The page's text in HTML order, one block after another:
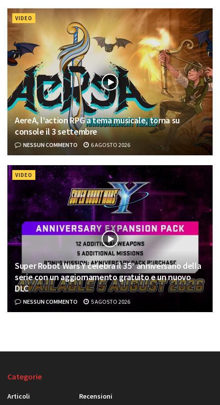
VIDEO
AereA, l’action RPG a tema musicale, torna su
console il 3 settembre
NESSUN COMMENTO 6 AGOSTO 2026
VIDEO
Super Robot Wars Y celebra il 35° anniversario della
serie con un aggiornamento gratuito e un nuovo
DLC
NESSUN COMMENTO 5 AGOSTO 2026
Categorie
Articoli
Recensioni